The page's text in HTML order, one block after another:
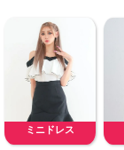
ミニドレス